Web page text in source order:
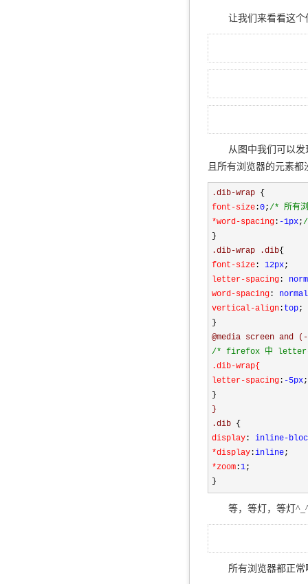
让我们来看看这
从图中我们可以
且所有浏览器的元素
.dib-wrap {
font-size:0;/* 所有
*word-spacing: -1px;
}
.dib-wrap .dib{
font-size: 12px;
letter-spacing:
word-spacing: normal
vertical-align: top;
}
@media screen
/* firefox 中 letter-
.dib-wrap{
letter-spacing: -5px;
}
}
.dib {
display:
inline-
*display:inline;
*zoom:1;
}
等，等灯，等灯
所有浏览器都正